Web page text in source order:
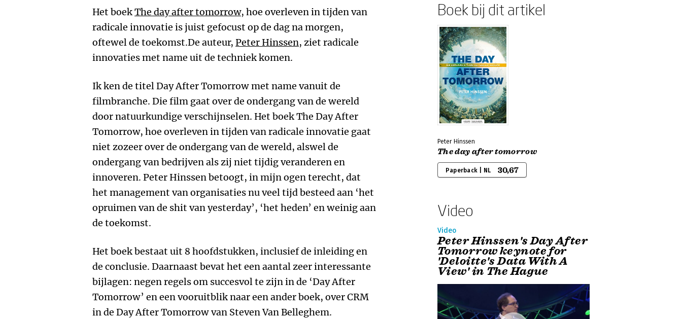
Het boekThe day after tomorrow, hoe overleven in tijden van
radicale innovatie is juist gefocust op de dag na morgen,
oftewel de toekomst.De auteur, Peter Hinssen, ziet radicale
innovaties met name uit de techniek komen.
Ik ken de titel Day After Tomorrow met name vanuit de
filmbranche. Die film gaat over de ondergang van de wereld
door natuurkundige verschijnselen. Het boek The Day After
Tomorrow, hoe overleven in tijden van radicale innovatie gaat
niet zozeer over de ondergang van de wereld, alswel de
ondergang van bedrijven als zij niet tijdig veranderen en
innoveren. Peter Hinssen betoogt, in mijn ogen terecht, dat
het management van organisaties nu veel tijd besteed aan ‘het
opruimen van de shit van yesterday’, ‘het heden’ en weinig aan
de toekomst.
Het boek bestaat uit 8 hoofdstukken, inclusief de inleiding en
de conclusie. Daarnaast bevat het een aantal zeer interessante
bijlagen: negen regels om succesvol te zijn in de ‘Day After
Tomorrow’ en een vooruitblik naar een ander boek, over CRM
in de Day After Tomorrow van Steven Van Belleghem.
Boek bij dit artikel
Peter Hinssen
The day after tomorrow
Paperback | NL 30,67
Video
Video
Peter Hinssen's Day After
Tomorrow keynote for
'Deloitte's Data With A
View' in The Hague